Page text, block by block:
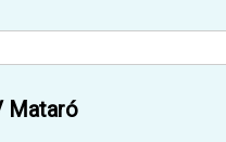
Mataró